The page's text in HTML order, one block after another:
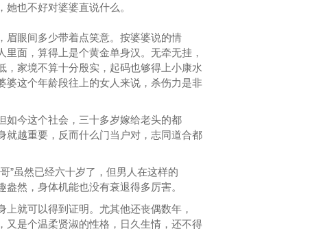
也不好对婆婆直说什么。
眉眼间多少带着点笑意。按婆婆说的情
面，算得上是个黄金单身汉。无牵无挂，
，家境不算十分殷实，起码也够得上小康水
婆这个年龄段往上的女人来说，杀伤力是非
如今这个社会，三十多岁嫁给老头的都
就越重要，反而什么门当户对，志同道合都
”虽然已经六十岁了，但男人在这样的
然，身体机能也没有衰退得多厉害。
就可以得到证明。尤其他还丧偶数年，
又是个温柔贤淑的性格，日久生情，还不得